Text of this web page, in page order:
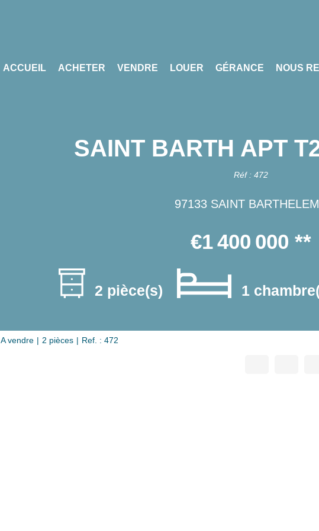
ACCUEIL ACHETER VENDRE LOUER GÉRANCE NOUS
SAINT BARTH APT
Réf : 472
97133 SAINT
€1 400 000 **
2 pièce(s) 1
A vendre 2 pièces Ref. : 472